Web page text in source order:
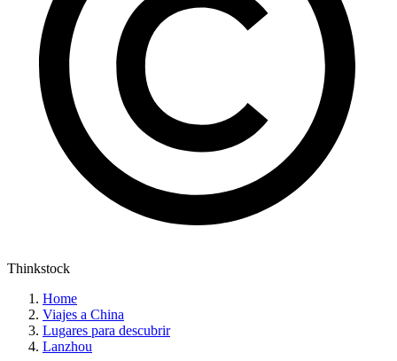
Thinkstock
Home
Viajes a China
Lugares para descubrir
Lanzhou